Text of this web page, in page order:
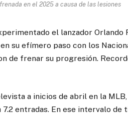
en el 2025 a causa de las lesiones
el lanzador Orlando
su efímero paso con los
de frenar su progresión.
a inicios de abril en la
entradas. En ese intervalo